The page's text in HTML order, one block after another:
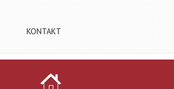
KONTAKT